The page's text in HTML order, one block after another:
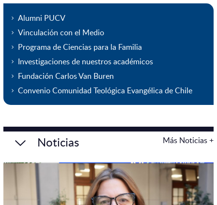
Alumni PUCV
Vinculación con el Medio
Programa de Ciencias para la Familia
Investigaciones de nuestros académicos
Fundación Carlos Van Buren
Convenio Comunidad Teológica Evangélica de Chile
Noticias Más Noticias +